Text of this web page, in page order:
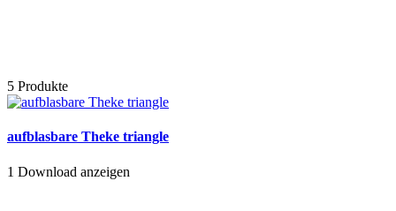
5 Produkte
aufblasbare Theke triangle
1 Download anzeigen